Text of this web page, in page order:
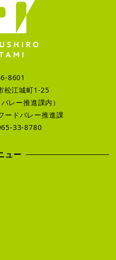
8601
松江城町1-25
レー推進課内）
ードバレー推進課
33-8780
ュー